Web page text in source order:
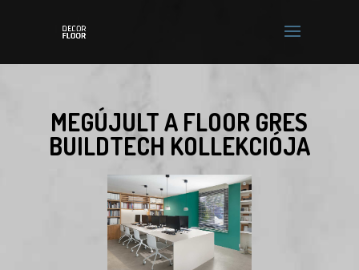
MEGÚJULT A FLOOR GRES
BUILDTECH KOLLEKCIÓJA